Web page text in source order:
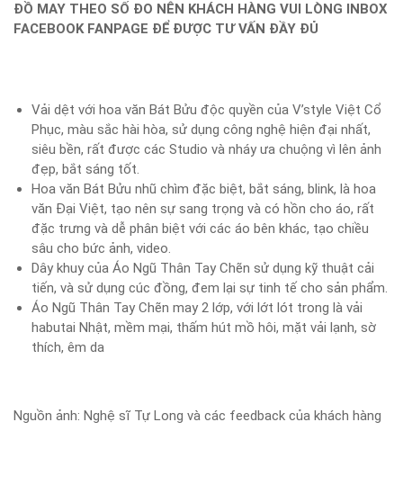
ĐỒ MAY THEO SỐ ĐO NÊN KHÁCH HÀNG VUI LÒNG INBOX
FACEBOOK FANPAGE ĐỂ ĐƯỢC TƯ VẤN ĐẦY ĐỦ
Vải dệt với hoa văn Bát Bửu độc quyền của V’style Việt Cổ
Phục, màu sắc hài hòa, sử dụng công nghệ hiện đại nhất,
siêu bền, rất được các Studio và nháy ưa chuộng vì lên ảnh
đẹp, bắt sáng tốt.
Hoa văn Bát Bửu nhũ chìm đặc biệt, bắt sáng, blink, là hoa
văn Đại Việt, tạo nên sự sang trọng và có hồn cho áo, rất
đặc trưng và dễ phân biệt với các áo bên khác, tạo chiều
sâu cho bức ảnh, video.
Dây khuy của Áo Ngũ Thân Tay Chẽn sử dụng kỹ thuật cải
tiến, và sử dụng cúc đồng, đem lại sự tinh tế cho sản phẩm.
Áo Ngũ Thân Tay Chẽn may 2 lớp, với lớt lót trong là vải
habutai Nhật, mềm mại, thấm hút mồ hôi, mặt vải lạnh, sờ
thích, êm da
Nguồn ảnh: Nghệ sĩ Tự Long và các feedback của khách hàng